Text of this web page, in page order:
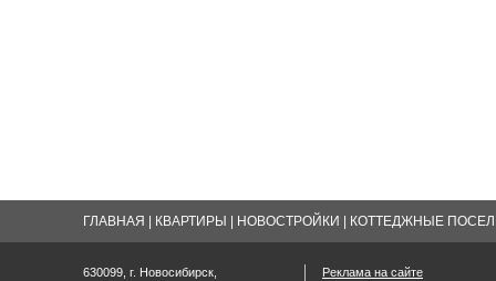
ГЛАВНАЯ КВАРТИРЫ НОВОСТРОЙКИ КОТТЕДЖНЫЕ
630099, г. Новосибирск,
Реклама на сайте